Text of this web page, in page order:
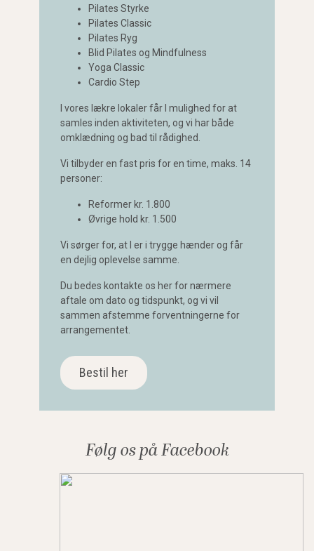
Pilates Styrke
Pilates Classic
Pilates Ryg
Blid Pilates og Mindfulness
Yoga Classic
Cardio Step
I vores lækre lokaler får I mulighed for at
samles inden aktiviteten, og vi har både
omklædning og bad til rådighed.
Vi tilbyder en fast pris for en time, maks. 14
personer:
Reformer kr. 1.800
Øvrige hold kr. 1.500
Vi sørger for, at I er i trygge hænder og får
en dejlig oplevelse samme.
Du bedes kontakte os herfor nærmere
aftale om dato og tidspunkt, og vi vil
sammen afstemme forventningerne for
arrangementet.
Bestil her
Følg os påFacebook